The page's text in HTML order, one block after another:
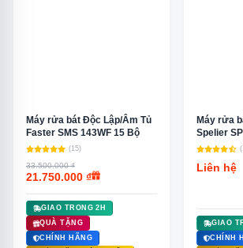
Máy rửa bát Độc Lập/Âm Tủ
Faster SMS 143WF 15 Bộ
(15)
33.500.000 ₫
21.750.000 ₫
GIAO TRONG 2H
QUÀ TẶNG
CHÍNH HÃNG
Máy rửa
Spelier SP
15 Bộ
Liên hệ
GIAO
CHÍNH